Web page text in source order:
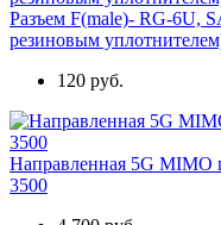
Разъем F(male)- RG-6U,
резиновым
120 руб.
Направленная 5G MIMO
3500